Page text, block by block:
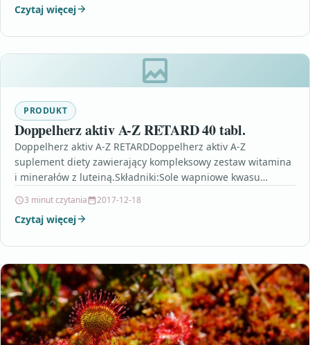
dwutlenek…
Czytaj więcej
PRODUKT
Doppelherz aktiv A-Z RETARD 40 tabl.
Doppelherz aktiv A-Z RETARDDoppelherz aktiv A-Z
suplement diety zawierający kompleksowy zestaw witamina
i minerałów z luteiną.Składniki:Sole wapniowe kwasu
zagęszczająca:…
3 minut czytania 2017-12-18
Czytaj więcej